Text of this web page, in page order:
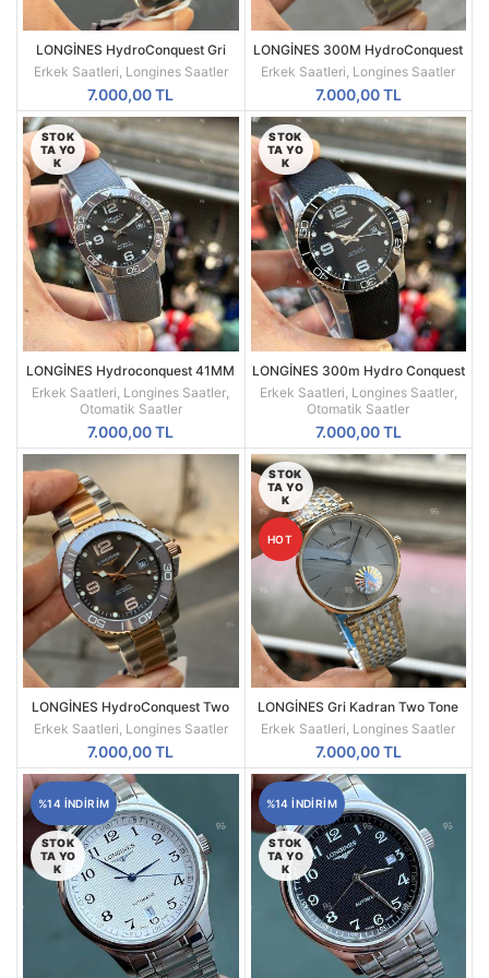
LONGİNES HydroConquest Gri
Kadran | Sportif Şıklık ve Üstün
Performans
Erkek Saatleri, Longines Saatler
7.000,00TL
LONGİNES 300M HydroConquest
Automatic | Zamansız Şıklık |
Üstün Performans
Erkek Saatleri, Longines Saatler
7.000,00TL
STOK
TA YO
K
LONGİNES Hydroconquest 41MM
Otomatik Ceramic Bezel Gri
Kadran Ve Kordon L37814769
Erkek Saatleri Longines Saatler
Otomatik Saatler
7.000,00TL
STOK
TA YO
K
LONGİNES 300m Hydro Conquest
Automatic Siyah Kadran Silikon
Kordon
Erkek Saatleri Longines Saatler,
Otomatik Saatler
7.000,00TL
LONGİNES HydroConquest Two
Tone Kordon | Gri Kadran & Çelik
Kasa
Erkek Saatleri, Longines Saatler
7.000,00TL
STOK
TA YO
K
HOT
LONGİNES Gri Kadran Two Tone
Kordon Erkek Kol Saati
Erkek Saatleri, Longines Saatler
7.000,00TL
%14 INDIRIM
STOK
TA YO
K
%14 INDIRIM
STOK
TA YO
K